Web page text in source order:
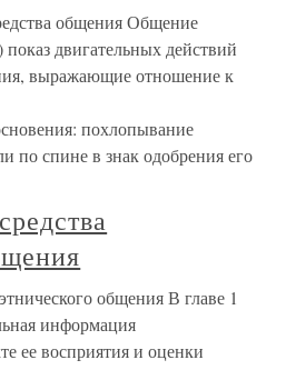
общения Общение
двигательных действий
выражающие отношение к
похлопывание
по спине в знак одобрения его
общения В главе 1
информация
ее восприятия и оценки